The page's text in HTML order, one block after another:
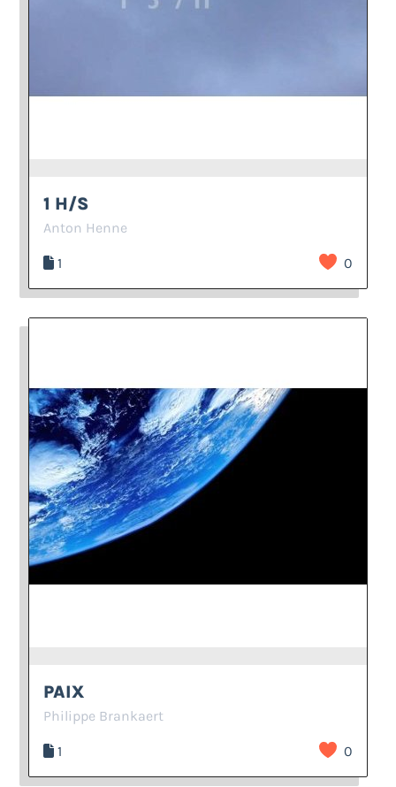
1 H/S
Anton Henne
1 0
PAIX
Philippe Brankaert
1 0